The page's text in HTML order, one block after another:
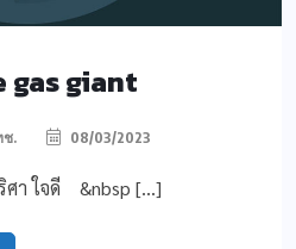
gas giant
ช. 08/03/2023
ศา ใจดี &nbsp […]